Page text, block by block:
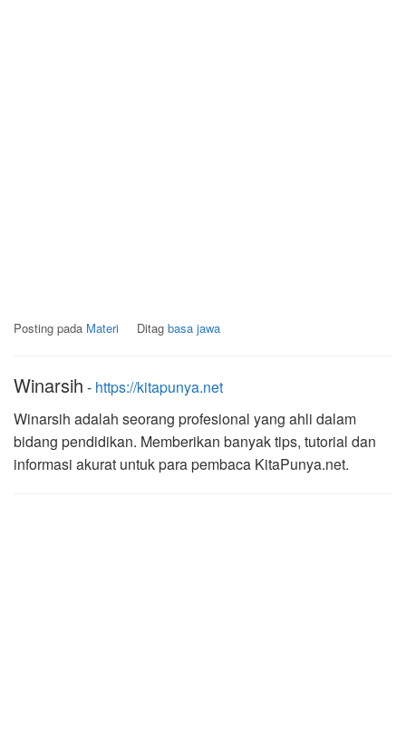
Posting pada Materi Ditag basa jawa
Winarsih - https://kitapunya.net
Winarsih adalah seorang profesional yang ahli dalam
bidang pendidikan. Memberikan banyak tips, tutorial dan
informasi akurat untuk para pembaca KitaPunya.net.